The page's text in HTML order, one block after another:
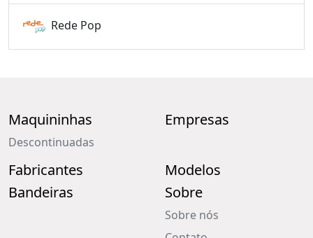
Rede Pop
Maquininhas
Descontinuadas
Empresas
Fabricantes
Modelos
Bandeiras
Sobre
Sobre nós